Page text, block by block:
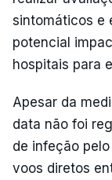
sintomáticos e
potencial
hospitais para
Apesar da
data não foi
de infeção
voos diretos